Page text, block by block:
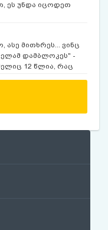
ეს უნდა იცოდეთ
ასე მითხრეს... ვინც
დამბლოკეს" -
12 წლია, რაც